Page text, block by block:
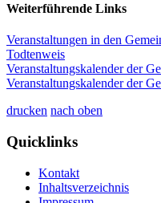
Weiterführende Links
Veranstaltungen in den
Todtenweis
Veranstaltungskalender der
Veranstaltungskalender der
drucken nach oben
Quicklinks
Kontakt
Inhaltsverzeichnis